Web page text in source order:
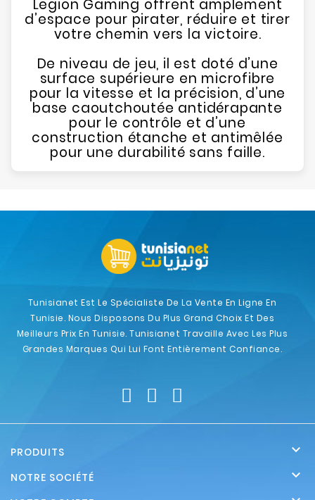
Legion Gaming offrent amplement
d’espace pour pirater, réduire et tirer
votre chemin vers la victoire.
De niveau de jeu, il est doté d’une
surface supérieure en microfibre
pour la vitesse et la précision, d’une
base caoutchoutée antidérapante
pour le contrôle et d’une
construction étanche et antimêlée
pour une durabilité sans faille.
Tunisianet Est Le Spécialiste De La Vente En Ligne En
Tunisie. Nous Disposons Du Plus Grand Choix Et Des
Meilleurs Prix En Tunisie. Tunisianet Travaille Avec Les Plus
Grandes Marques Qui Lui Font Entièrement Confiance.
PRODUITS 
NOTRE SOCIÉTÉ 